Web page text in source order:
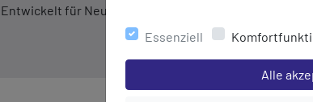
Essenziell
Alle
Entwickelt für Neutral / Unterpronation